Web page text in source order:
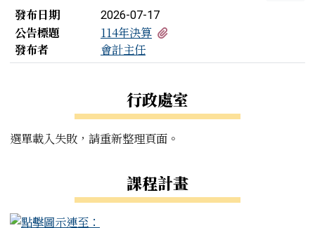
新聞列表
發布日期 2026-07-17
公告標題 114年決算
發布者
會計主任
行政處室
選單載入失敗，請重新整理頁面。
課程計畫